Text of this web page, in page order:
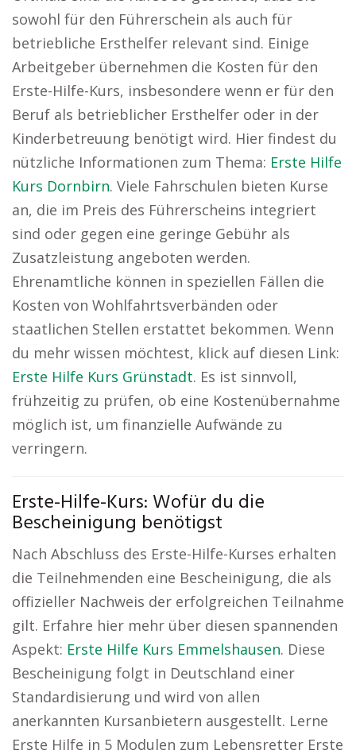
sowohl für den Führerschein als auch für
betriebliche Ersthelfer relevant sind. Einige
Arbeitgeber übernehmen die Kosten für den
Erste-Hilfe-Kurs, insbesondere wenn er für den
Beruf als betrieblicher Ersthelfer oder in der
Kinderbetreuung benötigt wird. Hier findest du
nützliche Informationen zum Thema: Erste Hilfe
Kurs Dornbirn. Viele Fahrschulen bieten Kurse
an, die im Preis des Führerscheins integriert
sind oder gegen eine geringe Gebühr als
Zusatzleistung angeboten werden.
Ehrenamtliche können in speziellen Fällen die
Kosten von Wohlfahrtsverbänden oder
staatlichen Stellen erstattet bekommen. Wenn
du mehr wissen möchtest, klick auf diesen Link:
Erste Hilfe Kurs Grünstadt. Es ist sinnvoll,
frühzeitig zu prüfen, ob eine Kostenübernahme
möglich ist, um finanzielle Aufwände zu
verringern.
Erste-Hilfe-Kurs: Wofür du die
Bescheinigung benötigst
Nach Abschluss des Erste-Hilfe-Kurses erhalten
die Teilnehmenden eine Bescheinigung, die als
offizieller Nachweis der erfolgreichen Teilnahme
gilt. Erfahre hier mehr über diesen spannenden
Aspekt: Erste Hilfe Kurs Emmelshausen. Diese
Bescheinigung folgt in Deutschland einer
Standardisierung und wird von allen
anerkannten Kursanbietern ausgestellt. Lerne
Erste Hilfe in 5 Modulen zum Lebensretter Erste